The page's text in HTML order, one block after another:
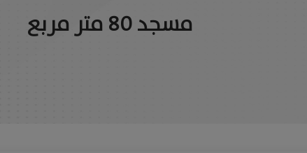
مسجد 80 متر مربع